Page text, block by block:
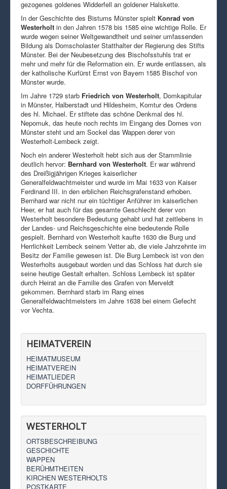
gezogenes goldenes Widderfell an goldener Halskette.
In der Geschichte des Bistums Münster spielt Konrad von
Westerholt in den Jahren 1578 bis 1585 eine wichtige Rolle. Er
wurde wegen seiner Weltgewandtheit und seiner umfassenden
Bildung als Domscholaster Statthalter der Regierung des Stifts
Münster. Bei der Neubesetzung des Bischofsstuhls trat er
mehr und mehr für die Reformation ein. Er wurde entlassen, als
der katholische Kurfürst Ernst von Bayern 1585 Bischof von
Münster wurde.
Im Jahre 1729 starb Friedrich von Westerholt, Domkapitular
in Münster, Halberstadt und Hildesheim, Komtur des Ordens
des hl. Michael. Er stiftete das schöne Denkmal des hl.
Nepomuk, das heute noch rechts im Eingang des Domes von
Münster steht und am Sockel das Wappen derer von
Westerholt-Lembeck zeigt.
Noch ein anderer Westerholt hebt sich aus der Stammlinie
deutlich hervor: Bernhard von Westerholt. Er war während
des Dreißigjährigen Krieges kaiserlicher
Generalfeldwachtmeister und wurde im Mai 1633 von Kaiser
Ferdinand III. in den erblichen Reichsgrafenstand erhoben.
Bernhard war nicht nur ein tüchtiger Anführer im kaiserlichen
Heer, er hat auch für das gesamte Geschlecht derer von
Westerholt besondere Bedeutung gehabt und hat zeitlebens in
der Landes- und Reichsgeschichte eine bedeutende Rolle
gespielt. Bernhard von Westerholt kaufte 1630 die Burg und
Herrlichkeit Lembeck seinem Vetter ab, die viele Jahrzehnte im
Besitz der Familie gewesen ist. Die Burg Lembeck ist von den
Westerholts ausgebaut worden und das Schloss hat durch sie
seine heutige Gestalt erhalten. Schloss Lembeck ist später
durch Heirat an die Familie des Grafen von Merveldt
gekommen. Bernhard starb im Rang eines
Generalfeldwachtmeisters im Jahre 1638 bei einem Gefecht
vor Vechta.
HEIMATVEREIN
HEIMATMUSEUM
HEIMATVEREIN
HEIMATLIEDER
DORFFÜHRUNGEN
WESTERHOLT
ORTSBESCHREIBUNG
GESCHICHTE
WAPPEN
BERÜHMTHEITEN
KIRCHEN WESTERHOLTS
POSTKARTE